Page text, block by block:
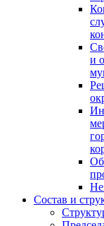
и
Состав и